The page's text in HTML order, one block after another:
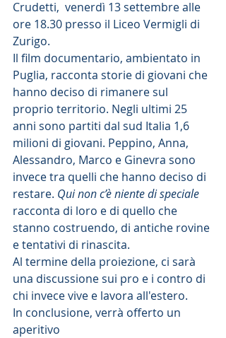
Crudetti,  venerdì 13 settembre alle
ore 18.30 presso il Liceo Vermigli di
Zurigo.
Il film documentario, ambientato in
Puglia, racconta storie di giovani che
hanno deciso di rimanere sul
proprio territorio. Negli ultimi 25
anni sono partiti dal sud Italia 1,6
milioni di giovani. Peppino, Anna,
Alessandro, Marco e Ginevra sono
invece tra quelli che hanno deciso di
restare. Qui non c’è niente di speciale
racconta di loro e di quello che
stanno costruendo, di antiche rovine
e tentativi di rinascita.
Al termine della proiezione, ci sarà
una discussione sui pro e i contro di
chi invece vive e lavora all'estero.
In conclusione, verrà offerto un
aperitivo